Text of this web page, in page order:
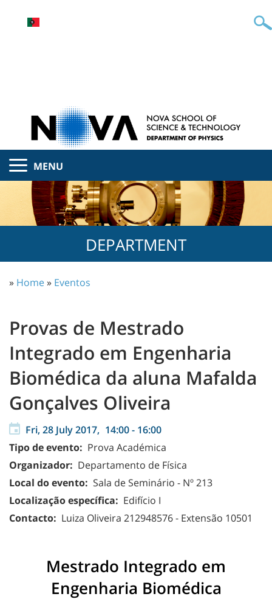
MENU
DEPARTMENT
» Home» Eventos
Provas de Mestrado
Integrado em Engenharia
Biomédica da aluna Mafalda
Gonçalves Oliveira
Fri, 28 July 2017, 14:00- 16:00
Tipo de evento: Prova Académica
Organizador: Departamento de Física
Local do evento: Sala de Seminário - Nº 213
Localização específica: Edifício I
Contacto: Luiza Oliveira 212948576 - Extensão 10501
Mestrado Integrado em
Engenharia Biomédica